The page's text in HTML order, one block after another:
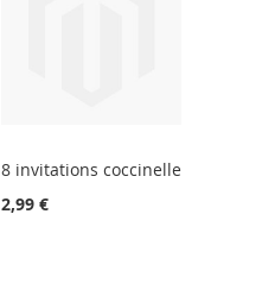
8 invitations coccinelle
2,99 €